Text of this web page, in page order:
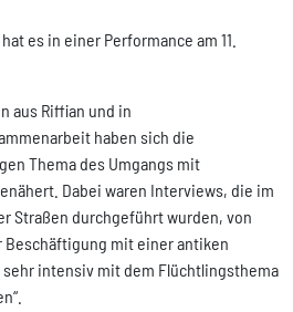
es in einer Performance am 11.
aus Riffian und in
haben sich die
Thema des Umgangs mit
Dabei waren Interviews, die im
Straßen durchgeführt wurden, von
Beschäftigung mit einer antiken
intensiv mit dem Flüchtlingsthema